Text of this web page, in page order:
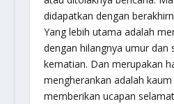
didapatkan dengan
Yang lebih utama adalah
dengan hilangnya umur dan
kematian. Dan merupakan
mengherankan adalah
memberikan ucapan